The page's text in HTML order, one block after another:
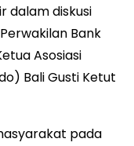
dalam diskusi
Bank
Asosiasi
Bali Gusti Ketut
pada